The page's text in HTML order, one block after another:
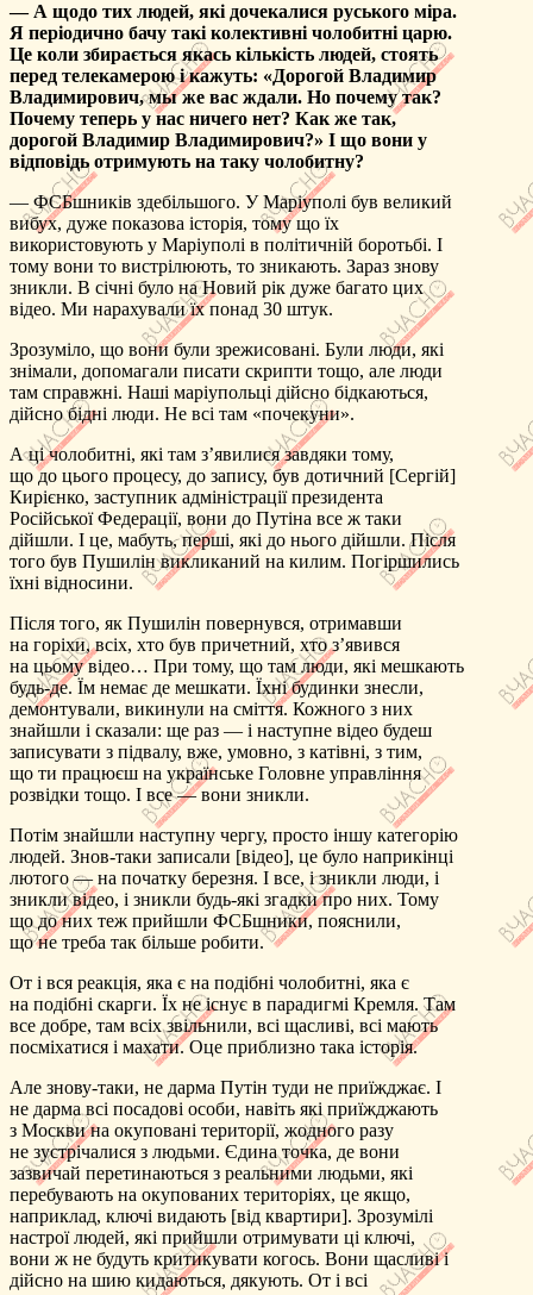
— А щодо тих людей, які дочекалися руського міра.
Я періодично бачу такі колективні чолобитні царю.
Це коли збирається якась кількість людей, стоять
перед телекамерою і кажуть: «Дорогой Владимир
Владимирович, мы же вас ждали. Но почему так?
Почему теперь у нас ничего нет? Как же так,
дорогой Владимир Владимирович?» І що вони у
відповідь отримують на таку чолобитну?
— ФСБшників здебільшого. У Маріуполі був великий
вибух, дуже показова історія, тому що їх
використовують у Маріуполі в політичній боротьбі. І
тому вони то вистрілюють, то зникають. Зараз знову
зникли. В січні було на Новий рік дуже багато цих
відео. Ми нарахували їх понад 30 штук.
Зрозуміло, що вони були зрежисовані. Були люди, які
знімали, допомагали писати скрипти тощо, але люди
там справжні. Наші маріупольці дійсно бідкаються,
дійсно бідні люди. Не всі там «почекуни».
А ці чолобитні, які там з’явилися завдяки тому,
що до цього процесу, до запису, був дотичний [Сергій]
Кирієнко, заступник адміністрації президента
Російської Федерації, вони до Путіна все ж таки
дійшли. І це, мабуть, перші, які до нього дійшли. Після
того був Пушилін викликаний на килим. Погіршились
їхні відносини.
Після того, як Пушилін повернувся, отримавши
на горіхи, всіх, хто був причетний, хто з’явився
на цьому відео… При тому, що там люди, які мешкають
будь-де. Їм немає де мешкати. Їхні будинки знесли,
демонтували, викинули на сміття. Кожного з них
знайшли і сказали: ще раз — і наступне відео будеш
записувати з підвалу, вже, умовно, з катівні, з тим,
що ти працюєш на українське Головне управління
розвідки тощо. І все — вони зникли.
Потім знайшли наступну чергу, просто іншу категорію
людей. Знов-таки записали [відео], це було наприкінці
лютого — на початку березня. І все, і зникли люди, і
зникли відео, і зникли будь-які згадки про них. Тому
що до них теж прийшли ФСБшники, пояснили,
що не треба так більше робити.
От і вся реакція, яка є на подібні чолобитні, яка є
на подібні скарги. Їх не існує в парадигмі Кремля. Там
все добре, там всіх звільнили, всі щасливі, всі мають
посміхатися і махати. Оце приблизно така історія.
Але знову-таки, не дарма Путін туди не приїжджає. І
не дарма всі посадові особи, навіть які приїжджають
з Москви на окуповані території, жодного разу
не зустрічалися з людьми. Єдина точка, де вони
зазвичай перетинаються з реальними людьми, які
перебувають на окупованих територіях, це якщо,
наприклад, ключі видають [від квартири]. Зрозумілі
настрої людей, які прийшли отримувати ці ключі,
вони ж не будуть критикувати когось. Вони щасливі і
дійсно на шию кидаються, дякують. От і всі